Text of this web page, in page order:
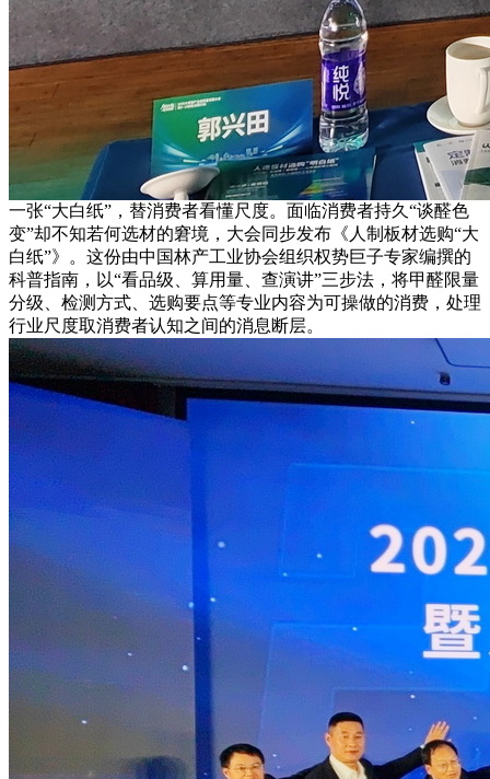
一张“大白纸”，替消费者看懂尺度。面临消费者持久“谈醛色
变”却不知若何选材的窘境，大会同步发布《人制板材选购“大
白纸”》。这份由中国林产工业协会组织权势巨子专家编撰的
科普指南，以“看品级、算用量、查演讲”三步法，将甲醛限量
分级、检测方式、选购要点等专业内容为可操做的消费，处理
行业尺度取消费者认知之间的消息断层。